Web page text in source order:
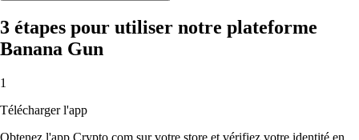
3 étapes pour utiliser notre plateforme
Banana Gun
1
Télécharger l'app
Obtenez l'app Crypto.com sur votre store et vérifiez votre identité en